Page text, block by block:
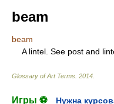
beam
beam
A lintel. See post and
Glossary of Art Terms 2014
Игры ⚽
Нужна